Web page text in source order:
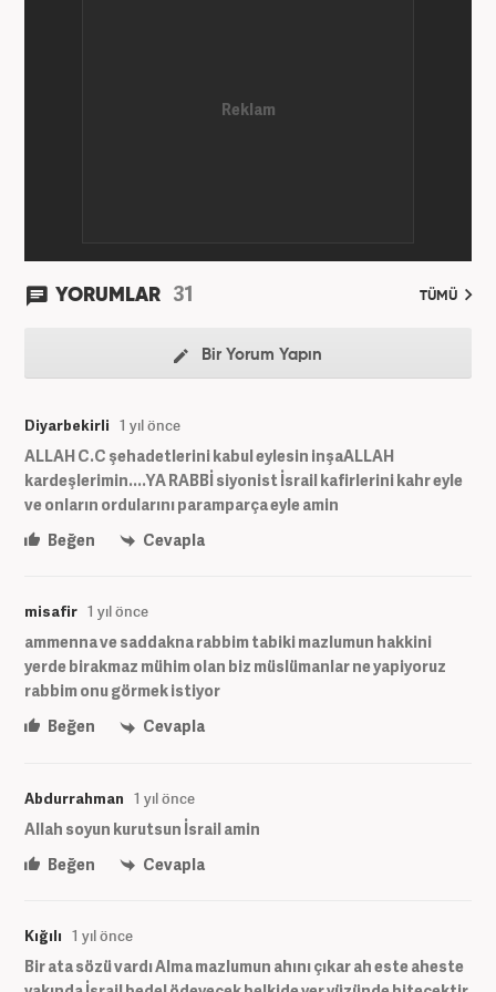
YORUMLAR 31 TÜMÜ
Bir Yorum Yapın
Diyarbekirli 1 yıl önce
ALLAH C.C şehadetlerini kabul eylesin inşaALLAH
kardeşlerimin....YA RABBİ siyonist İsrail kafirlerini kahr eyle
ve onların ordularını paramparça eyle amin
Beğen
Cevapla
misafir 1 yıl önce
ammenna ve saddakna rabbim tabiki mazlumun hakkini
yerde birakmaz mühim olan biz müslümanlar ne yapiyoruz
rabbim onu görmek istiyor
Beğen
Cevapla
Abdurrahman 1 yıl önce
Allah soyun kurutsun İsrail amin
Beğen
Cevapla
Kığılı 1 yıl önce
Bir ata sözü vardı Alma mazlumun ahını çıkar ah este aheste